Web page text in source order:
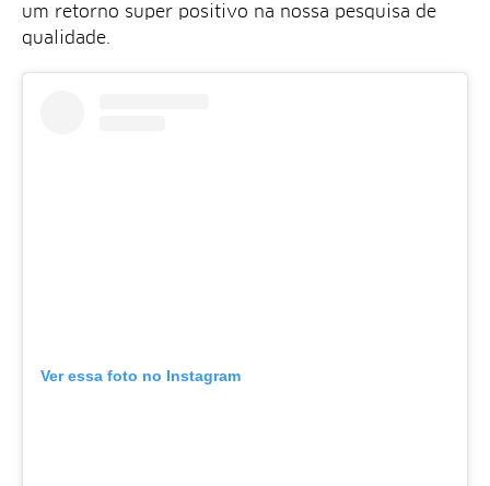
um retorno super positivo na nossa pesquisa de
qualidade.
Ver essa foto no Instagram